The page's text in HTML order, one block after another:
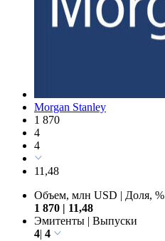
Morgan Stanley
1 870
4
4
11,48
Объем, млн USD | Доля, %
1 870 | 11,48
Эмитенты | Выпуски
4| 4